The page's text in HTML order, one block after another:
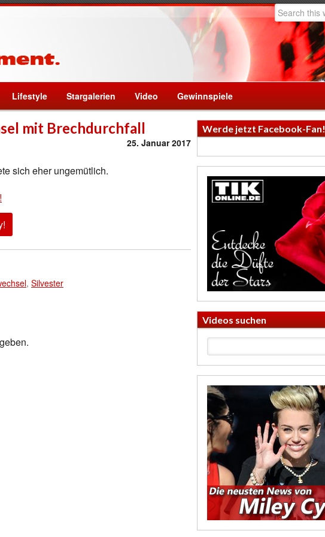
Lifestyle Stargalerien Video Gewinnspiele
mit Brechdurchfall
25. Januar 2017
sich eher ungemütlich.
, Silvester
Werde jetzt Facebook-Fan!
Videos suchen